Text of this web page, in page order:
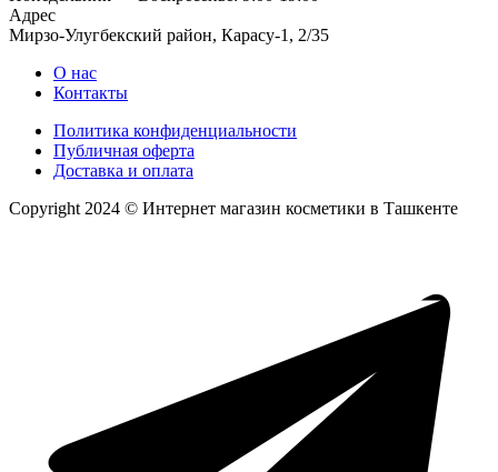
Адрес
Мирзо-Улугбекский район, Карасу-1, 2/35
О нас
Контакты
Политика конфиденциальности
Публичная оферта
Доставка и оплата
Copyright 2024 © Интернет магазин косметики в Ташкенте